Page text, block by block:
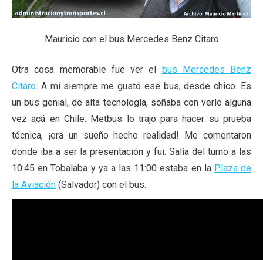
Mauricio con el bus Mercedes Benz Citaro
Otra cosa memorable fue ver el bus Mercedes Benz
Citaro. A mí siempre me gustó ese bus, desde chico. Es
un bus genial, de alta tecnología, soñaba con verlo alguna
vez acá en Chile. Metbus lo trajo para hacer su prueba
técnica, ¡era un sueño hecho realidad! Me comentaron
donde iba a ser la presentación y fui. Salía del turno a las
10:45 en Tobalaba y ya a las 11:00 estaba en la Plaza de
la Aviación (Salvador) con el bus.